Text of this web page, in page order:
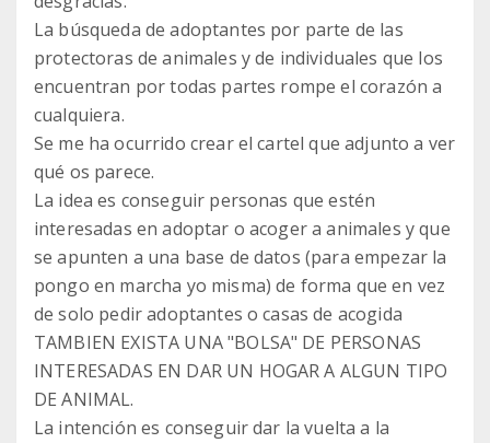
La búsqueda de adoptantes por parte de las
protectoras de animales y de individuales que los
encuentran por todas partes rompe el corazón a
cualquiera.
Se me ha ocurrido crear el cartel que adjunto a ver
qué os parece.
La idea es conseguir personas que estén
interesadas en adoptar o acoger a animales y que
se apunten a una base de datos (para empezar la
pongo en marcha yo misma) de forma que en vez
de solo pedir adoptantes o casas de acogida
TAMBIEN EXISTA UNA "BOLSA" DE PERSONAS
INTERESADAS EN DAR UN HOGAR A ALGUN TIPO
DE ANIMAL.
La intención es conseguir dar la vuelta a la